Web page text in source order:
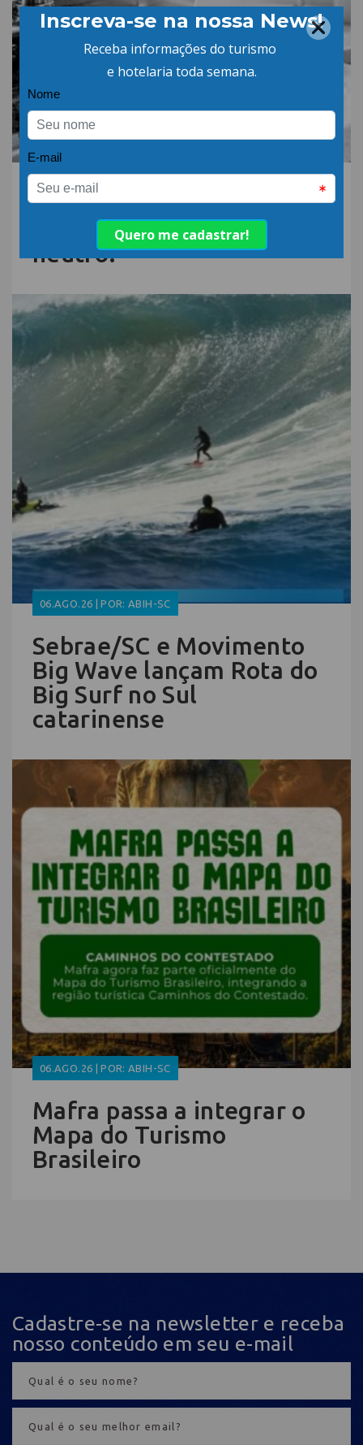
06.AGO.26 | POR: ABIH-SC
Qual a diferença entre
detergente alcalino e
neutro?
06.AGO.26 | POR: ABIH-SC
Sebrae/SC e Movimento
Big Wave lançam Rota do
Big Surf no Sul
catarinense
06.AGO.26 | POR: ABIH-SC
Mafra passa a integrar o
Mapa do Turismo
Brasileiro
Cadastre-se na newsletter e receba
nosso conteúdo em seu e-mail